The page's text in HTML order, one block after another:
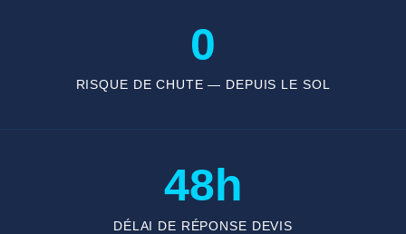
0
RISQUE DE CHUTE — DEPUIS LE SOL
48h
DÉLAI DE RÉPONSE DEVIS